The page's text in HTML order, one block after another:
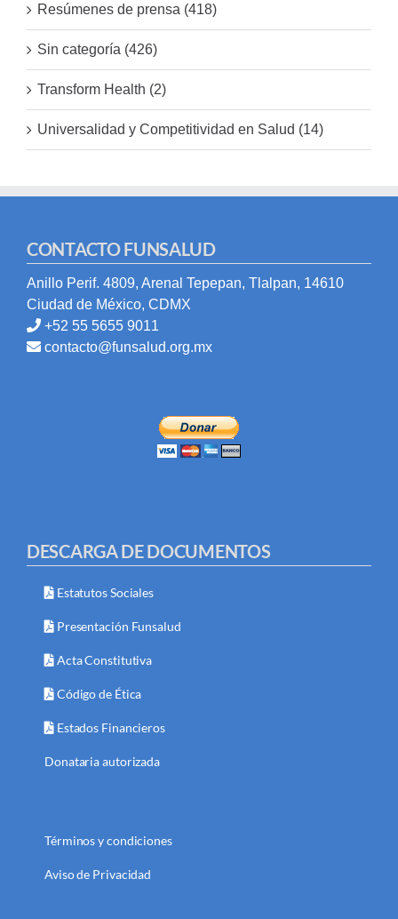
Resúmenes de prensa (418)
Sin categoría (426)
Transform Health (2)
Universalidad y Competitividad en Salud (14)
CONTACTO FUNSALUD
Anillo Perif. 4809, Arenal Tepepan, Tlalpan, 14610
Ciudad de México, CDMX
+52 55 5655 9011
contacto@funsalud.org.mx
DESCARGA DE DOCUMENTOS
Estatutos Sociales
Presentación Funsalud
Acta Constitutiva
Código de Ética
Estados Financieros
Donataria autorizada
Términos y condiciones
Aviso de Privacidad